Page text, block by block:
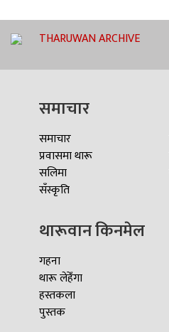
THARUWAN ARCHIVE
समाचार
समाचार
प्रवासमा थारू
सलिमा
सँस्कृति
थारूवान किनमेल
गहना
थारू लेहेँगा
हस्तकला
पुस्तक